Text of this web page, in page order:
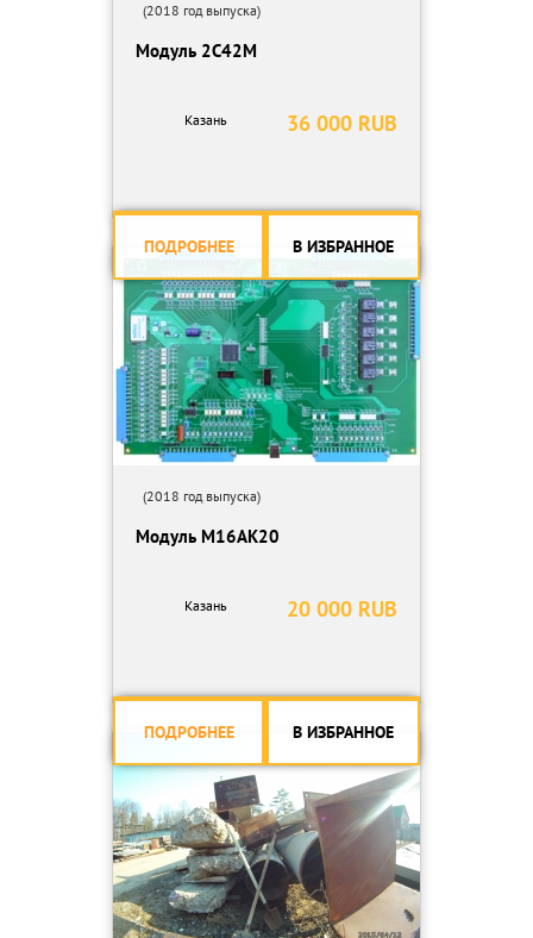
(2018 год выпуска)
Модуль 2С42М
36 000 RUB
Казань
ПОДРОБНЕЕ В ИЗБРАННОЕ
(2018 год выпуска)
Модуль М16АК20
20 000 RUB
Казань
ПОДРОБНЕЕ В ИЗБРАННОЕ